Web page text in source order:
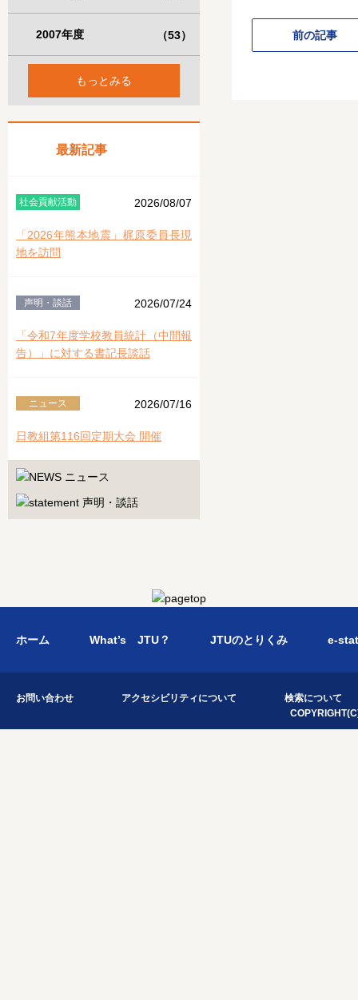
前の記事
2007年度 （53）
もっとみる
最新記事
社会貢献活動 2026/08/07
「2026年熊本地震」梶原委員長現
地を訪問
声明・談話 2026/07/24
「令和7年度学校教員統計（中間報
告）」に対する書記長談話
ニュース 2026/07/16
日教組第116回定期大会 開催
ホーム What’s JTU？ JTUのとりくみ e-
お問い合わせ アクセシビリティについて
検索について